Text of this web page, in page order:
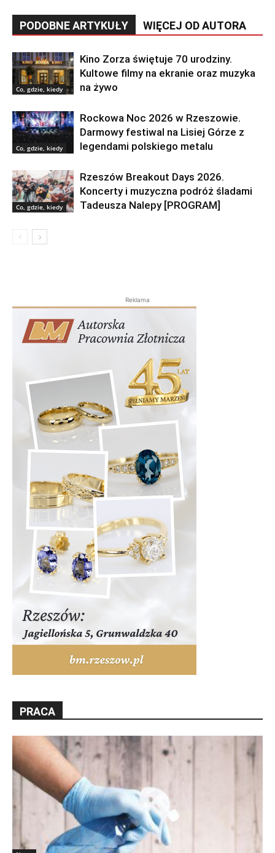
PODOBNE ARTYKUŁY WIĘCEJ OD AUTORA
Co, gdzie, kiedy
Kino Zorza świętuje 70 urodziny.
Kultowe filmy na ekranie oraz muzyka
na żywo
Co, gdzie, kiedy
Rockowa Noc 2026 w Rzeszowie.
Darmowy festiwal na Lisiej Górze z
legendami polskiego metalu
Co, gdzie, kiedy
Rzeszów Breakout Days 2026.
Koncerty i muzyczna podróż śladami
Tadeusza Nalepy [PROGRAM]
Reklama
PRACA